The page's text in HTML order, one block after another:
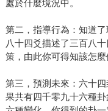
處於什麼境況中。
第二，指導行為：知道
八十四爻描述了三百八
策，由此你可得知該怎麼
第三，預測未來：六十
果共有四千零九十六種